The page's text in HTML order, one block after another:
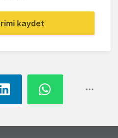
kaydet